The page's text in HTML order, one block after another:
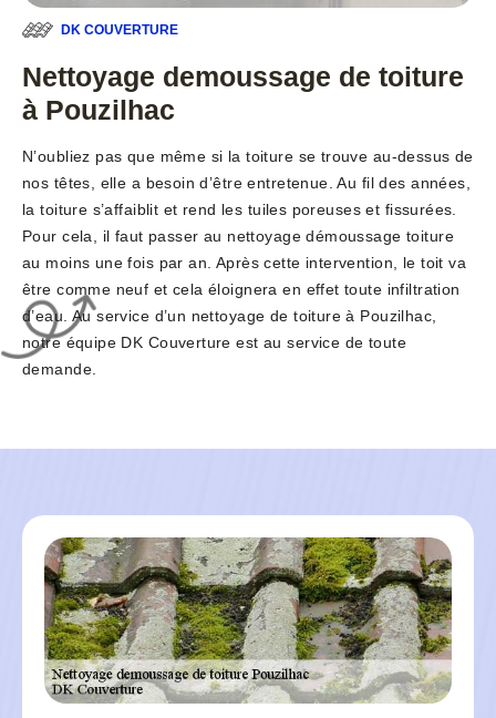
DK COUVERTURE
Nettoyage demoussage de toiture
à Pouzilhac
N’oubliez pas que même si la toiture se trouve au-dessus de
nos têtes, elle a besoin d’être entretenue. Au fil des années,
la toiture s’affaiblit et rend les tuiles poreuses et fissurées.
Pour cela, il faut passer au nettoyage démoussage toiture
au moins une fois par an. Après cette intervention, le toit va
être comme neuf et cela éloignera en effet toute infiltration
d’eau. Au service d’un nettoyage de toiture à Pouzilhac,
notre équipe DK Couverture est au service de toute
demande.